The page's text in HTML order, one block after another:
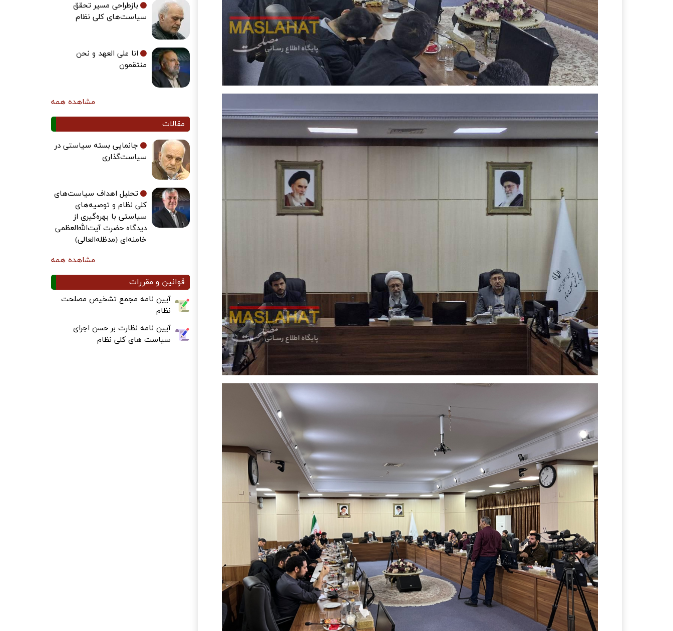
بازطراحی مسیر تحقق
سیاست‌های کلی نظام
انا علی العهد و نحن
منتقمون
مشاهده همه
مقالات
جانمایی بسته سیاستی در
سیاست‌گذاری
تحلیل اهداف سیاست‌های
کلی نظام و توصیه‌های
سیاستی با بهره‌گیری از
دیدگاه حضرت آیت‌الله‌العظمی
خامنه‌ای (مدظله‌العالی)
مشاهده همه
قوانین و مقررات
آیین نامه مجمع تشخیص مصلحت
نظام
آیین نامه نظارت بر حسن اجرای
سیاست های کلی نظام